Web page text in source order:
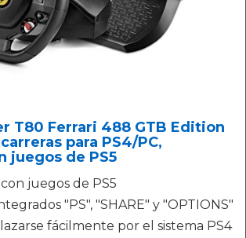
T80 Ferrari 488 GTB Edition
para PS4/PC,
juegos de PS5
juegos de PS5
"PS", "SHARE" y "OPTIONS"
fácilmente por el sistema PS4